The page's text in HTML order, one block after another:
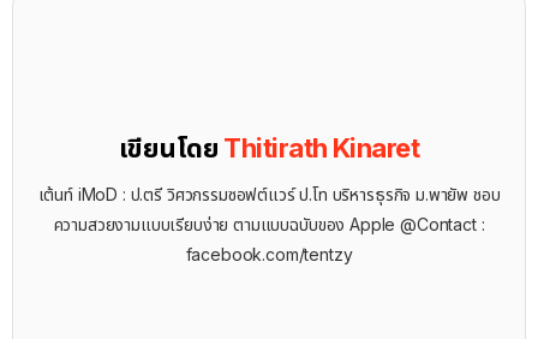
เขียนโดย Thitirath Kinaret
เต้นท์ iMoD : ป.ตรี วิศวกรรมซอฟต์แวร์ ป.โท บริหารธุรกิจ ม.พายัพ ชอบ
ความสวยงามแบบเรียบง่าย ตามแบบฉบับของ Apple @Contact :
facebook.com/tentzy